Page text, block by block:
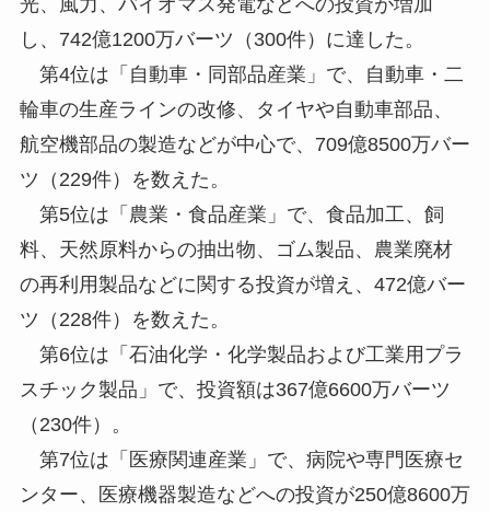
光、風力、バイオマス発電などへの投資が増加
し、742億1200万バーツ（300件）に達した。
第4位は「自動車・同部品産業」で、自動車・二
輪車の生産ラインの改修、タイヤや自動車部品、
航空機部品の製造などが中心で、709億8500万バー
ツ（229件）を数えた。
第5位は「農業・食品産業」で、食品加工、飼
料、天然原料からの抽出物、ゴム製品、農業廃材
の再利用製品などに関する投資が増え、472億バー
ツ（228件）を数えた。
第6位は「石油化学・化学製品および工業用プラ
スチック製品」で、投資額は367億6600万バーツ
（230件）。
第7位は「医療関連産業」で、病院や専門医療セ
ンター、医療機器製造などへの投資が250億8600万